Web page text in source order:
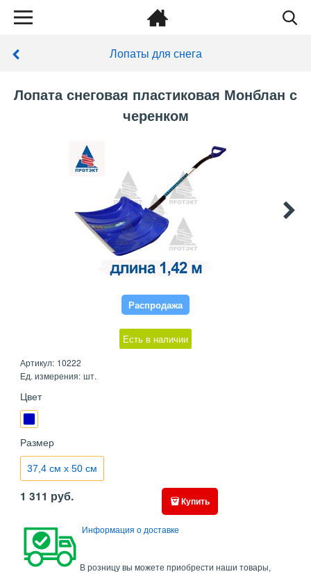
Лопаты для снега
Лопата снеговая пластиковая Монблан с
черенком
Распродажа
Есть в наличии
Артикул: 10222
Ед. измерения: шт.
Цвет
Размер
37,4 см x 50 см
1 311 руб. Купить
Информация о доставке
В розницу вы можете приобрести наши товары,